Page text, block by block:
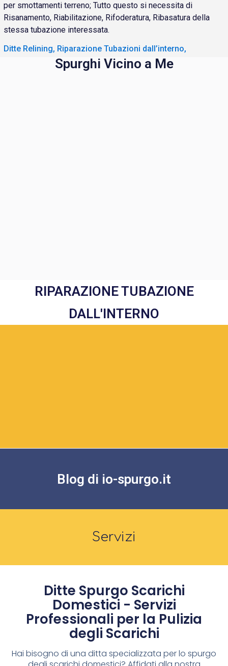
per smottamenti terreno; Tutto questo si necessita di
Risanamento, Riabilitazione, Rifoderatura, Ribasatura della
stessa tubazione interessata.
Ditte Relining, Riparazione Tubazioni dall’interno,
Spurghi Vicino a Me
RIPARAZIONE TUBAZIONE
DALL'INTERNO
Blog di io-spurgo.it
Servizi
Ditte Spurgo Scarichi
Domestici - Servizi
Professionali per la Pulizia
degli Scarichi
Hai bisogno di una ditta specializzata per lo spurgo